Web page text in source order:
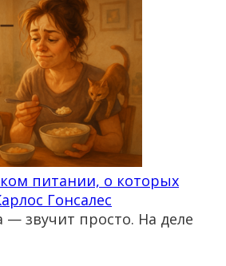
питании, о которых
Гонсалес
звучит просто. На деле